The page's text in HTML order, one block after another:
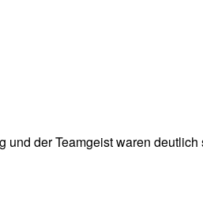
der Teamgeist waren